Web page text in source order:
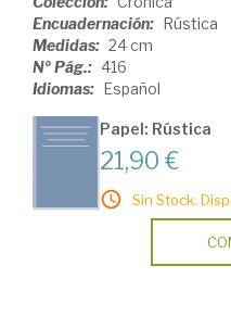
Encuadernación: Rústica
Medidas: 24 cm
Nº Pág.: 416
Idiomas: Español
Papel: Rústica
21,90 €
Sin Stock.